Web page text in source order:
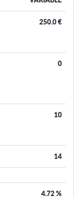
250.0€
0
10
14
4.72%